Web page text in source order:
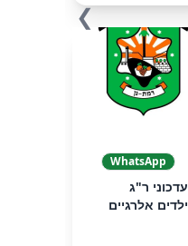
WhatsApp
עדכוני ר"ג
ילדים אלרגיים
❯